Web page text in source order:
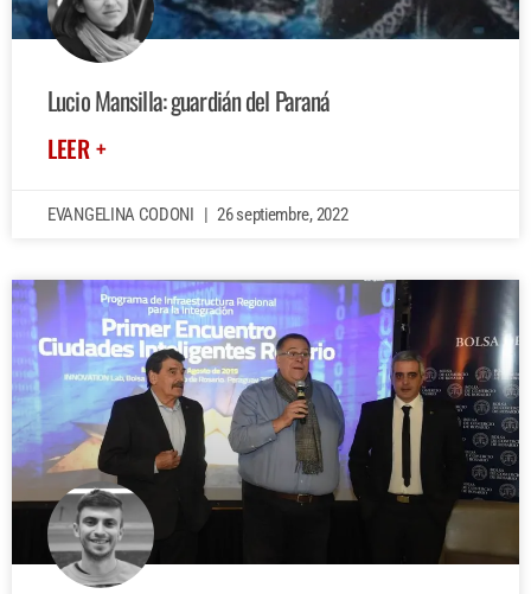
Lucio Mansilla: guardián del Paraná
LEER +
EVANGELINA CODONI 26 septiembre, 2022